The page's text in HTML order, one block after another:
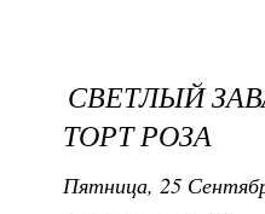
СВЕТЛЫЙ
ТОРТ РОЗА
Пятница, 25